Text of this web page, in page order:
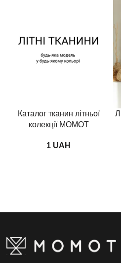
Каталог тканин літньої
колекції MOMOT
UAH